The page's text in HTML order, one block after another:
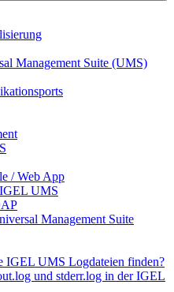
Management Suite (UMS)
/ Web App
UMS
Management Suite
IGEL UMS Logdateien finden?
und stderr.log in der IGEL